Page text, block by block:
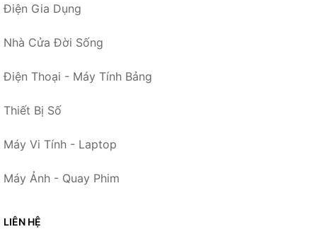
Điện Gia Dụng
Nhà Cửa Đời Sống
Điện Thoại - Máy Tính Bảng
Thiết Bị Số
Máy Vi Tính - Laptop
Máy Ảnh - Quay Phim
LIÊN HỆ